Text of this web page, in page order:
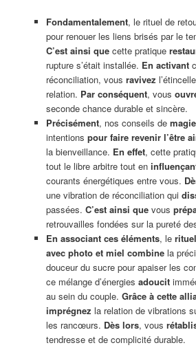
Fondamentalement, le rituel de
pour renouer les liens brisés par le
C’est ainsi quecette pratique
rupture s’était installée. En activant
réconciliation, vous ravivez
relation. Par conséquent, vous
seconde chance durable et sincère.
Précisément, nos conseils de
intentions pour faire revenir l’être
la bienveillance. En effet, cette
tout le libre arbitre tout en
courants énergétiques entre vous.
une vibration de réconciliation qui
passées. C’est ainsi quevous
retrouvailles fondées sur la pureté
En associant ces éléments, le
avec photo et miel combinela
douceur du sucre pour apaiser les
ce mélange d’énergies adoucit
au sein du couple. Grâce à cette
imprégnez la relation de vibrations
les rancœurs. Dès lors, vous
tendresse et de complicité durable.